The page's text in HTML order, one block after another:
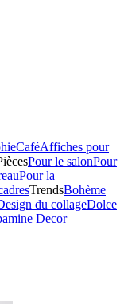
CaféAffiches pour
Pour le salonPour
Pour la
TrendsBohème
du collageDolce
Decor